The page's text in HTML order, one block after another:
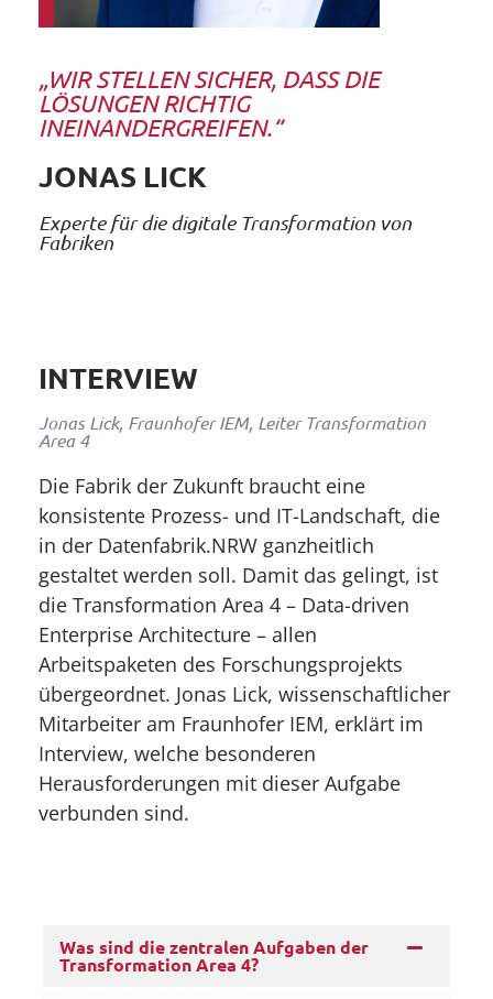
„WIR STELLEN SICHER, DASS DIE
LÖSUNGEN RICHTIG
INEINANDERGREIFEN.“
JONAS LICK
Experte für die digitale Transformation von
Fabriken
INTERVIEW
Jonas Lick, Fraunhofer IEM, Leiter Transformation
Area 4
Die Fabrik der Zukunft braucht eine
konsistente Prozess- und IT-Landschaft, die
in der Datenfabrik.NRW ganzheitlich
gestaltet werden soll. Damit das gelingt, ist
die Transformation Area 4 – Data-driven
Enterprise Architecture – allen
Arbeitspaketen des Forschungsprojekts
übergeordnet. Jonas Lick, wissenschaftlicher
Mitarbeiter am Fraunhofer IEM, erklärt im
Interview, welche besonderen
Herausforderungen mit dieser Aufgabe
verbunden sind.
Was sind die zentralen Aufgaben der
Transformation Area 4?